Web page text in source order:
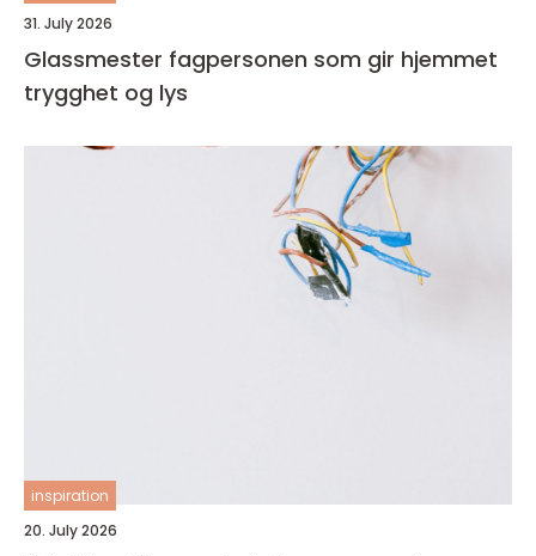
31. July 2026
Glassmester fagpersonen som gir hjemmet
trygghet og lys
inspiration
20. July 2026